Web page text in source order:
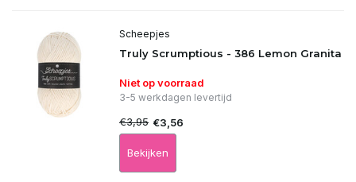
Scheepjes
Truly Scrumptious - 386 Lemon Granita
Niet op voorraad
3-5 werkdagen levertijd
€3,95 €3,56
Bekijken